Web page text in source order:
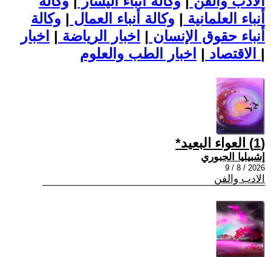
أنباء العلمانية | وكالة أنباء العمال | وكالة
أنباء حقوق الإنسان | اخبار الرياضة | اخبار
الاقتصاد | |
(1) العواء البعيد*
إشبيليا الجبوري
2026 / 8 / 9
الادب والفن